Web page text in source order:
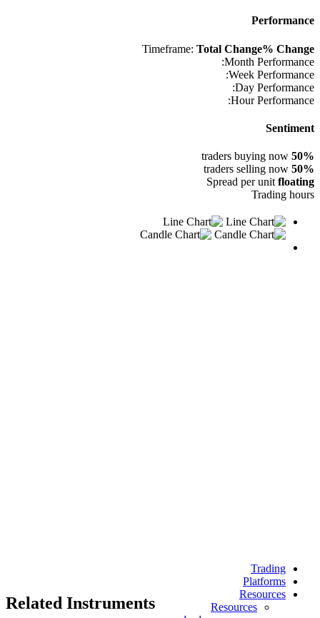
Performance
Timeframe: Total Change% Change
Month Performance:
Week Performance:
Day Performance:
Hour Performance:
Sentiment
traders buying now 50%
traders selling now 50%
Spread per unit floating
Trading hours
Related Instruments
Trading
Platforms
Resources
Resources